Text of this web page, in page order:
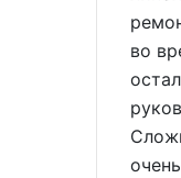
во